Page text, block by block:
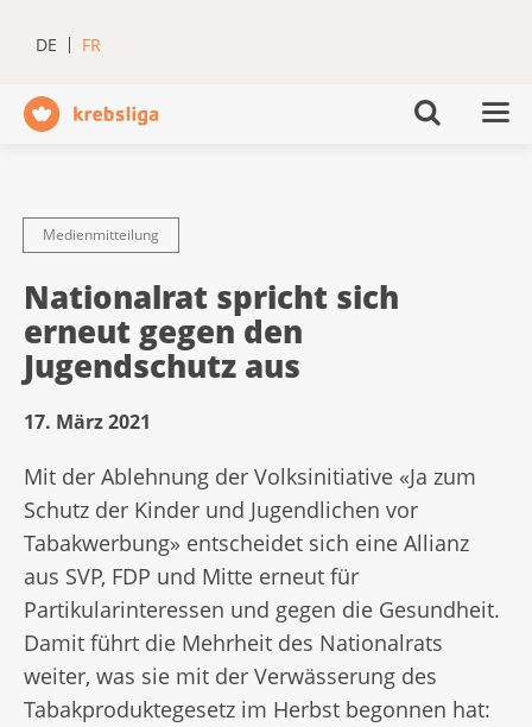
DE FR
Medienmitteilung
Nationalrat spricht sich
erneut gegen den
Jugendschutz aus
17. März 2021
Mit der Ablehnung der Volksinitiative «Ja zum
Schutz der Kinder und Jugendlichen vor
Tabakwerbung» entscheidet sich eine Allianz
aus SVP, FDP und Mitte erneut für
Partikularinteressen und gegen die Gesundheit.
Damit führt die Mehrheit des Nationalrats
weiter, was sie mit der Verwässerung des
Tabakproduktegesetz im Herbst begonnen hat: